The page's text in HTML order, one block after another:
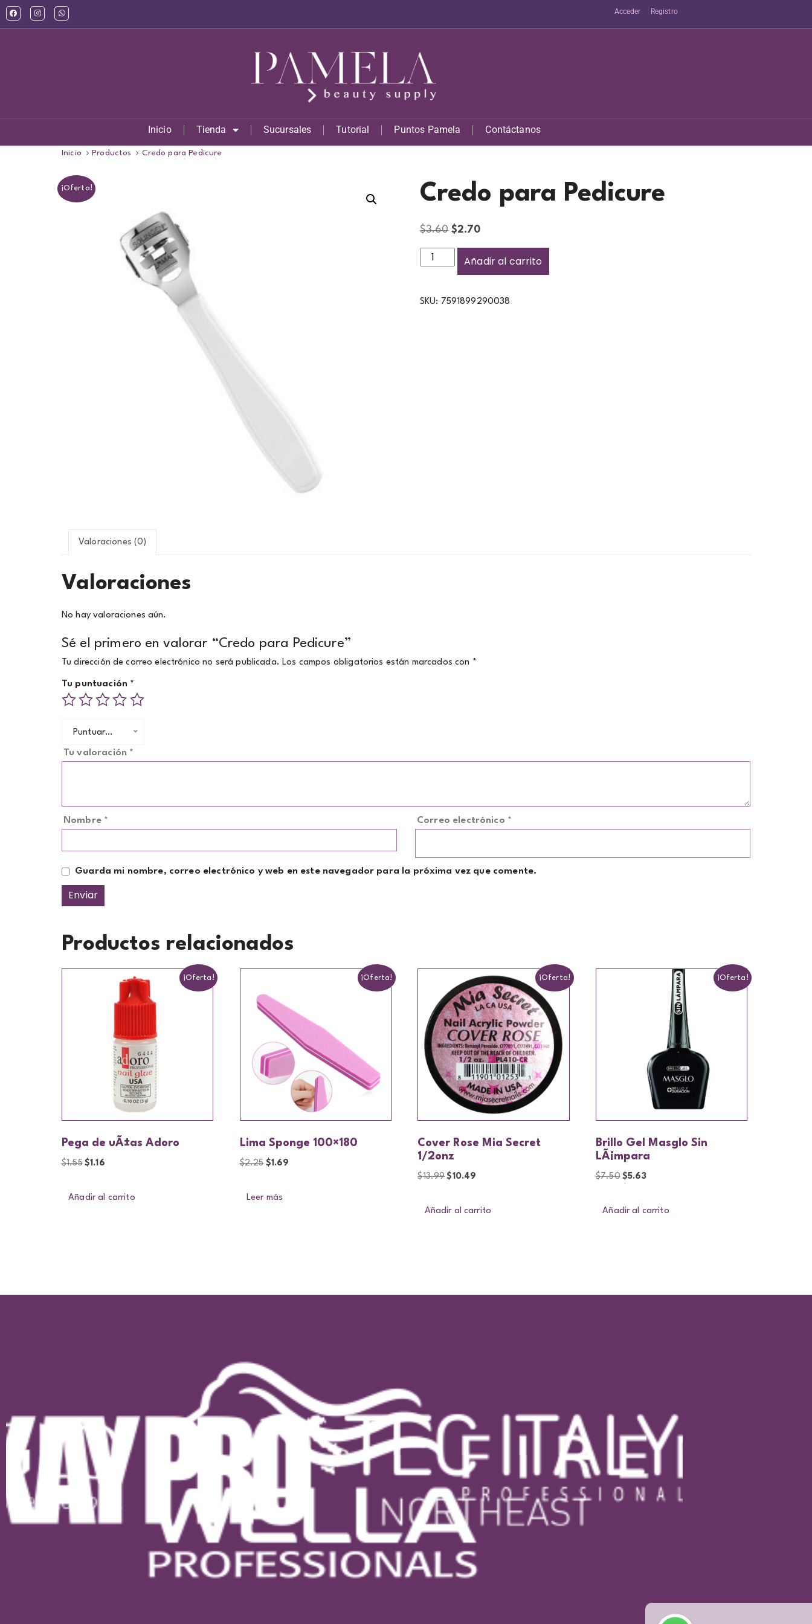
Acceder Registro
Inicio Tienda Sucursales Tutorial Puntos Pamela Contáctanos
Inicio Productos Credo para Pedicure
¡Oferta! Credo para Pedicure
$3.60 $2.70
Añadir al carrito
SKU: 7591899290038
Valoraciones (0)
Valoraciones
No hay valoraciones aún.
Sé el primero en valorar “Credo para Pedicure”
Tu dirección de correo electrónico no será publicada. Los campos obligatorios están marcados con *
Tu puntuación *
Puntuar…
Tu valoración *
Nombre * Correo electrónico *
Guarda mi nombre, correo electrónico y web en este navegador para la próxima vez que comente.
Productos relacionados
¡Oferta!
Pega de uÃ±as Adoro
$1.55 $1.16
Añadir al carrito
¡Oferta!
Lima Sponge 100×180
$2.25 $1.69
Leer más
¡Oferta!
Cover Rose Mia Secret
1/2onz
$13.99 $10.49
Añadir al carrito
¡Oferta!
Brillo Gel Masglo Sin
LÃ¡mpara
$7.50 $5.63
Añadir al carrito